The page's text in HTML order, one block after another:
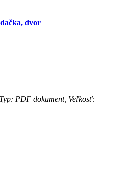
dvor
PDF dokument, Veľkosť: